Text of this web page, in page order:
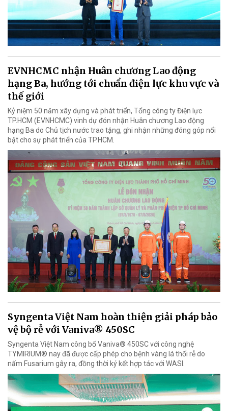
EVNHCMC nhận Huân chương Lao động
hạng Ba, hướng tới chuẩn điện lực khu vực và
thế giới
Kỷ niệm 50 năm xây dựng và phát triển, Tổng công ty Điện lực
TP.HCM (EVNHCMC) vinh dự đón nhận Huân chương Lao động
hạng Ba do Chủ tịch nước trao tặng, ghi nhận những đóng góp nổi
bật cho sự phát triển của TP.HCM.
Syngenta Việt Nam hoàn thiện giải pháp bảo
vệ bộ rễ với Vaniva® 450SC
Syngenta Việt Nam công bố Vaniva® 450SC với công nghệ
TYMIRIUM® nay đã được cấp phép cho bệnh vàng lá thối rễ do
nấm Fusarium gây ra, đồng thời ký kết hợp tác với WASI.